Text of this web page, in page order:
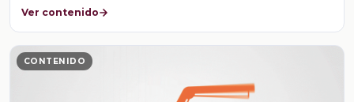
Ver contenido
CONTENIDO